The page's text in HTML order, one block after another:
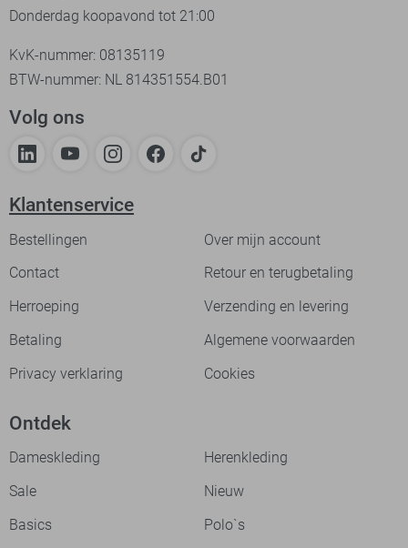
Donderdag koopavond tot 21:00
KvK-nummer: 08135119
BTW-nummer: NL 814351554.B01
Volg ons
Klantenservice
Bestellingen
Over mijn account
Contact
Retour en terugbetaling
Herroeping
Verzending en levering
Betaling
Algemene voorwaarden
Privacy verklaring
Cookies
Ontdek
Dameskleding
Herenkleding
Sale
Nieuw
Basics
Polo`s